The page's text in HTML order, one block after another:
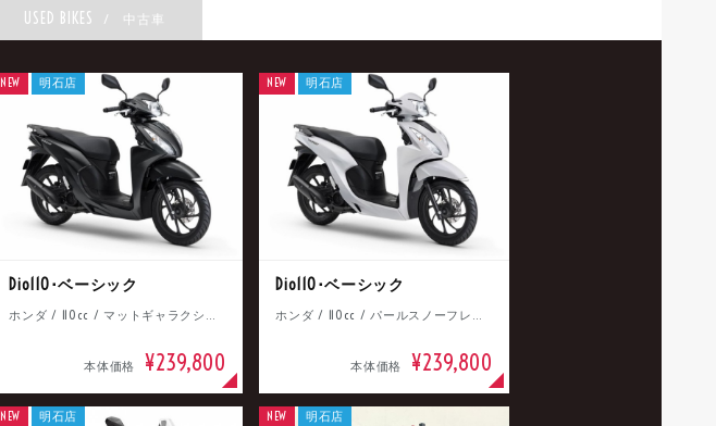
USED BIKES / 中古車
Dio110･ベーシック
ホンダ / 110cc / マットギャラクシーブラックメタリック
本体価格 ¥239,800
NEW 明石店
Dio110･ベーシック
ホンダ / 110cc / パールスノーフレークホワイト
本体価格 ¥239,800
NEW 明石店
NEW 明石店 NEW 明石店